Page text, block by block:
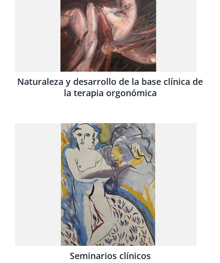
Naturaleza y desarrollo de la base clínica de
la terapia orgonómica
Seminarios clínicos